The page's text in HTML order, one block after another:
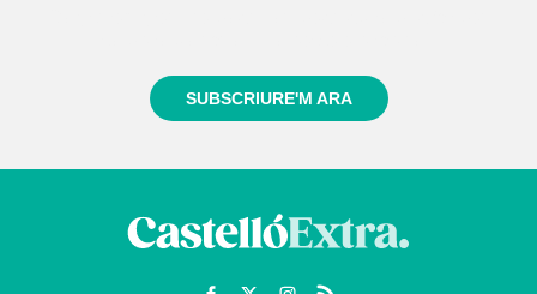
SUBSCRIURE'M ARA